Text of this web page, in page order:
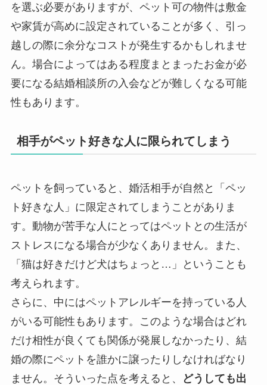
を選ぶ必要がありますが、ペット可の物件は敷金
や家賃が高めに設定されていることが多く、引っ
越しの際に余分なコストが発生するかもしれませ
ん。場合によってはある程度まとまったお金が必
要になる結婚相談所の入会などが難しくなる可能
性もあります。
相手がペット好きな人に限られてしまう
ペットを飼っていると、婚活相手が自然と「ペッ
ト好きな人」に限定されてしまうことがありま
す。動物が苦手な人にとってはペットとの生活が
ストレスになる場合が少なくありません。また、
「猫は好きだけど犬はちょっと…」ということも
考えられます。
さらに、中にはペットアレルギーを持っている人
がいる可能性もあります。このような場合はどれ
だけ相性が良くても関係が発展しなかったり、結
婚の際にペットを誰かに譲ったりしなければなり
ません。そういった点を考えると、
どうしても出